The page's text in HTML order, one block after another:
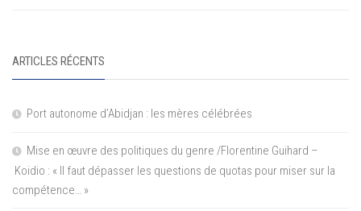
ARTICLES RÉCENTS
Port autonome d’Abidjan : les mères célébrées
Mise en œuvre des politiques du genre /Florentine Guihard –
Koidio : « Il faut dépasser les questions de quotas pour miser sur la
compétence… »